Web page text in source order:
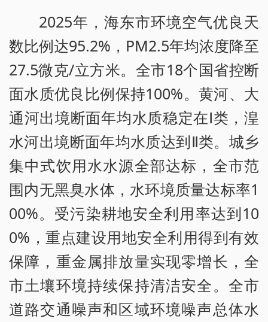
2025年，海东市环境空气优良天
数比例达95.2%，PM2.5年均浓度降至
27.5微克/立方米。全市18个国省控断
面水质优良比例保持100%。黄河、大
通河出境断面年均水质稳定在Ⅰ类，湟
水河出境断面年均水质达到Ⅱ类。城乡
集中式饮用水水源全部达标，全市范
围内无黑臭水体，水环境质量达标率1
00%。受污染耕地安全利用率达到10
0%，重点建设用地安全利用得到有效
保障，重金属排放量实现零增长，全
市土壤环境持续保持清洁安全。全市
道路交通噪声和区域环境噪声总体水